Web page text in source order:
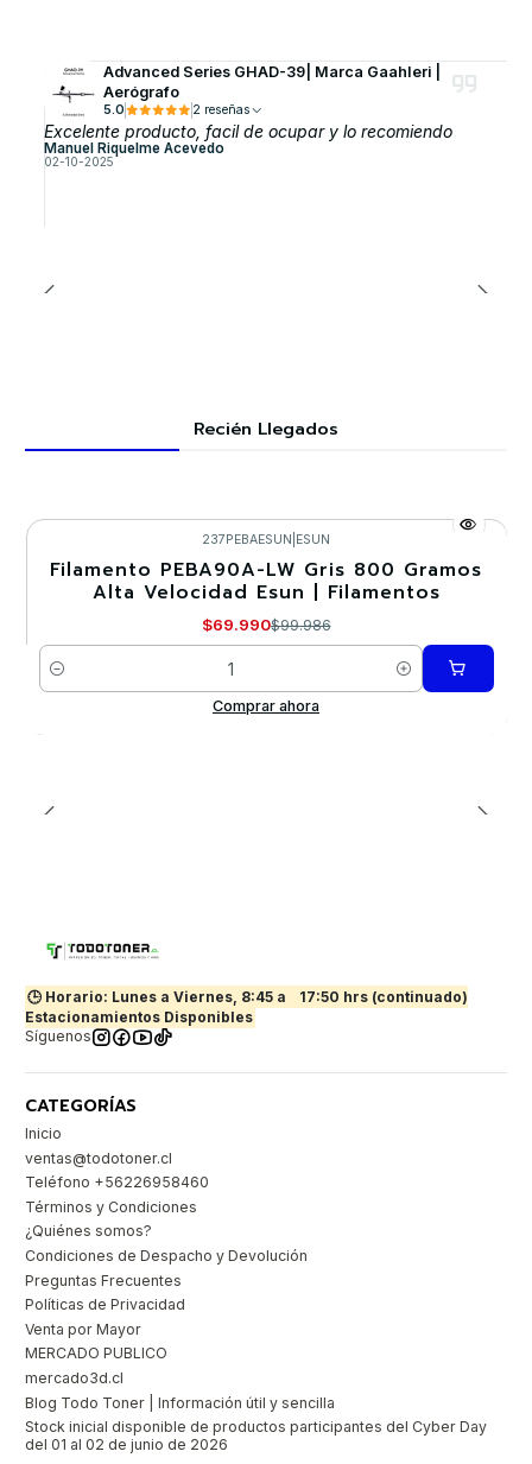
Advanced Series GHAD-39| Marca GaahIeri |
Aerógrafo
5.0 2 reseñas
Excelente producto, facil de ocupar y lo recomiendo
Manuel Riquelme Acevedo
02-10-2025
Recién Llegados
-30%
237PEBAESUN ESUN
Filamento PEBA90A-LW Gris 800 Gramos
Alta Velocidad Esun | Filamentos
$69.990$99.986
Cantidad
Comprar ahora
🕒 Horario: Lunes a Viernes, 8:45 a
17:50 hrs (continuado)
Estacionamientos Disponibles
Síguenos
CATEGORÍAS
Inicio
ventas@todotoner.cl
Teléfono +56226958460
Términos y Condiciones
¿Quiénes somos?
Condiciones de Despacho y Devolución
Preguntas Frecuentes
Políticas de Privacidad
Venta por Mayor
MERCADO PUBLICO
mercado3d.cl
Blog Todo Toner | Información útil y sencilla
Stock inicial disponible de productos participantes del Cyber Day
del 01 al 02 de junio de 2026